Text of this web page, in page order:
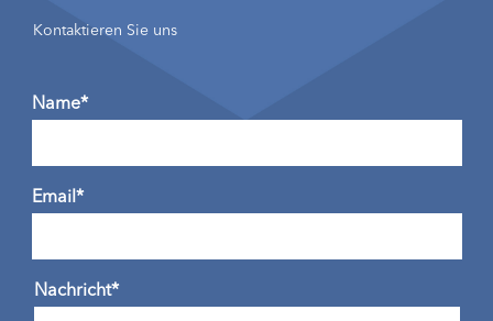
Kontaktieren Sie uns
Name*
Email*
Nachricht*